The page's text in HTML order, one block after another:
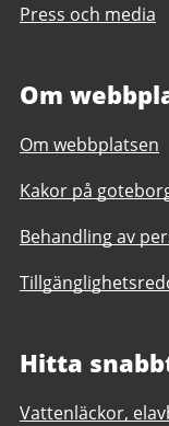
Press och media
Om
Om webbplatsen
Kakor på
Behandling av
Hitta
Vattenläckor,